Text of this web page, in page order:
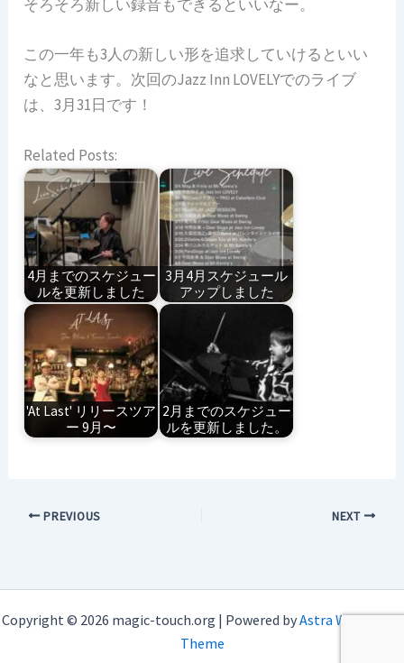
そろそろ新しい録音もできるといいなー。
この一年も3人の新しい形を追求していけるといい
なと思います。次回のJazz Inn LOVELYでのライブ
は、3月31日です！
Related Posts:
4月までのスケジュー
ルを更新しました
3月4月スケジュール
アップしました
'At Last' リリースツア
ー 9月〜
2月までのスケジュー
ルを更新しました。
PREVIOUS NEXT
Copyright © 2026 magic-touch.org | Powered byAstra WordPress
Theme